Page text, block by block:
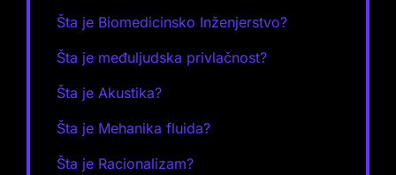
Šta je Biomedicinsko Inženjerstvo?
Šta je međuljudska privlačnost?
Šta je Akustika?
Šta je Mehanika fluida?
Šta je Racionalizam?